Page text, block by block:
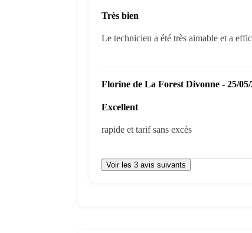
Très bien
Le technicien a été très aimable et a
Florine de La Forest Divonne - 25/05/
Excellent
rapide et tarif sans excès
Voir les 3 avis suivants